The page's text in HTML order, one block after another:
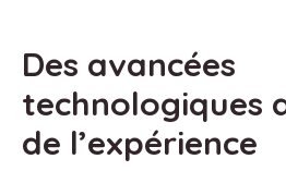
Des avancées
technologiques
de l’expérience